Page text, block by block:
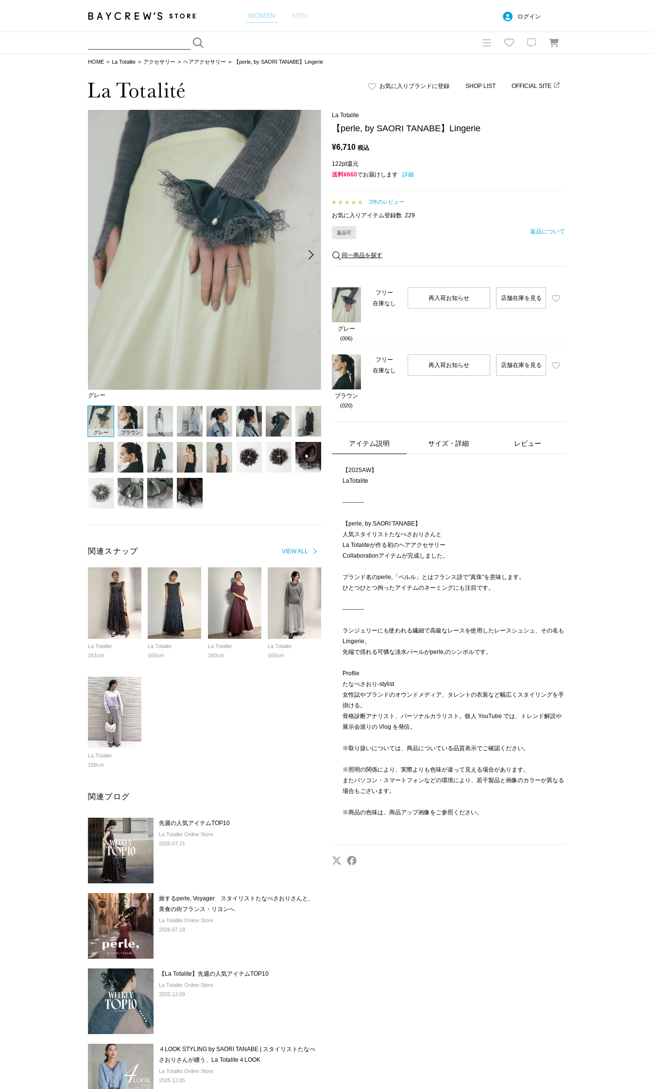
WOMEN MEN ログイン
HOME La Totalite アクセサリー ヘアアクセサリー 【perle, by SAORI TANABE】Lingerie
お気に入りブランドに登録 SHOP LIST OFFICIAL SITE
グレー
Prev
グレー ブラウン
VIEW ALL
関連スナップ
La Totalite
161cm
La Totalite
160cm
La Totalite
160cm
La Totalite
160cm
La Totalite
158cm
関連ブログ
先週の人気アイテムTOP10
La Totalite Online Store
2026.07.21
旅するperle, Voyager スタイリストたなべさおりさんと、
美食の街フランス・リヨンへ
La Totalite Online Store
2026.07.18
【La Totalite】先週の人気アイテムTOP10
La Totalite Online Store
2025.12.09
４LOOK STYLING by SAORI TANABE | スタイリストたなべ
さおりさんが纏う、La Totalite４LOOK
La Totalite Online Store
2025.12.05
La Totalite
【perle, by SAORI TANABE】Lingerie
¥6,710 税込
122pt還元
送料¥660でお届けします 詳細
2件のレビュー
お気に入りアイテム登録数 229
返品可 返品について
同一商品を探す
グレー
(006)
フリー
在庫なし
再入荷お知らせ 店舗在庫を見る
ブラウン
(020)
フリー
在庫なし
再入荷お知らせ 店舗在庫を見る
アイテム説明 サイズ・詳細 レビュー
【2025AW】
LaTotalite
-----------
【perle, by SAORI TANABE】
人気スタイリストたなべさおりさんと
La Totaliteが作る初のヘアアクセサリー
Collaborationアイテムが完成しました。
ブランド名のperle,「ペルル」とはフランス語で”真珠”を意味します。
ひとつひとつ拘ったアイテムのネーミングにも注目です。
-----------
ランジェリーにも使われる繊細で高級なレースを使用したレースシュシュ、その名も
Lingerie。
先端で揺れる可憐な淡水パールがperle,のシンボルです。
Profile
たなべさおり-stylist
女性誌やブランドのオウンドメディア、タレントの衣装など幅広くスタイリングを手
掛ける。
骨格診断アナリスト、パーソナルカラリスト。個人 YouTube では、トレンド解説や
展示会巡りの Vlog を発信。
※取り扱いについては、商品についている品質表示でご確認ください。
※照明の関係により、実際よりも色味が違って見える場合があります。
またパソコン・スマートフォンなどの環境により、若干製品と画像のカラーが異なる
場合もございます。
※商品の色味は、商品アップ画像をご参照ください。